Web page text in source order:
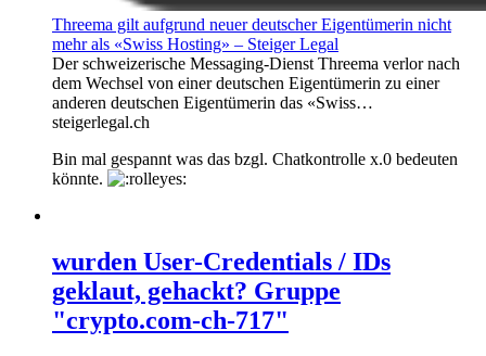
Threema gilt aufgrund neuer deutscher Eigentümerin nicht
mehr als «Swiss Hosting» – Steiger Legal
Der schweizerische Messaging-Dienst Threema verlor nach
dem Wechsel von einer deutschen Eigentümerin zu einer
anderen deutschen Eigentümerin das «Swiss…
steigerlegal.ch
Bin mal gespannt was das bzgl. Chatkontrolle x.0 bedeuten
könnte.
wurden User-Credentials / IDs
geklaut, gehackt? Gruppe
"crypto.com-ch-717"